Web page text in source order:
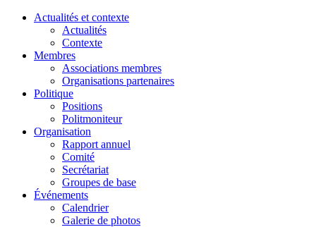
Actualités et contexte
Actualités
Contexte
Membres
Associations membres
Organisations partenaires
Politique
Positions
Politmoniteur
Organisation
Rapport annuel
Comité
Secrétariat
Groupes de base
Événements
Calendrier
Galerie de photos